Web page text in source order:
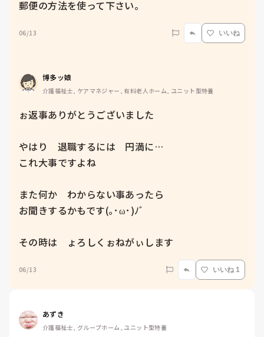
郵便の方法を使って下さい。
06/13 いいね
博多ッ娘
介護福祉士, ケアマネジャー, 有料老人ホーム, ユニット型特養
ぉ返事ありがとうございました
やはり　退職するには　円満に…
これ大事ですよね
また何か　わからない事あったら
お聞きするかもです(｡･ω･)ﾉﾞ
その時は　ょろしくぉねがぃします
06/13 いいね 1
あずき
介護福祉士, グループホーム, ユニット型特養